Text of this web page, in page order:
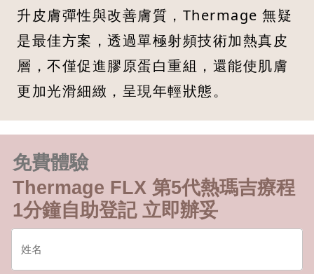
升皮膚彈性與改善膚質，Thermage 無疑
是最佳方案，透過單極射頻技術加熱真皮
層，不僅促進膠原蛋白重組，還能使肌膚
更加光滑細緻，呈現年輕狀態。
免費體驗
Thermage FLX 第5代熱瑪吉療程
1分鐘自助登記 立即辦妥